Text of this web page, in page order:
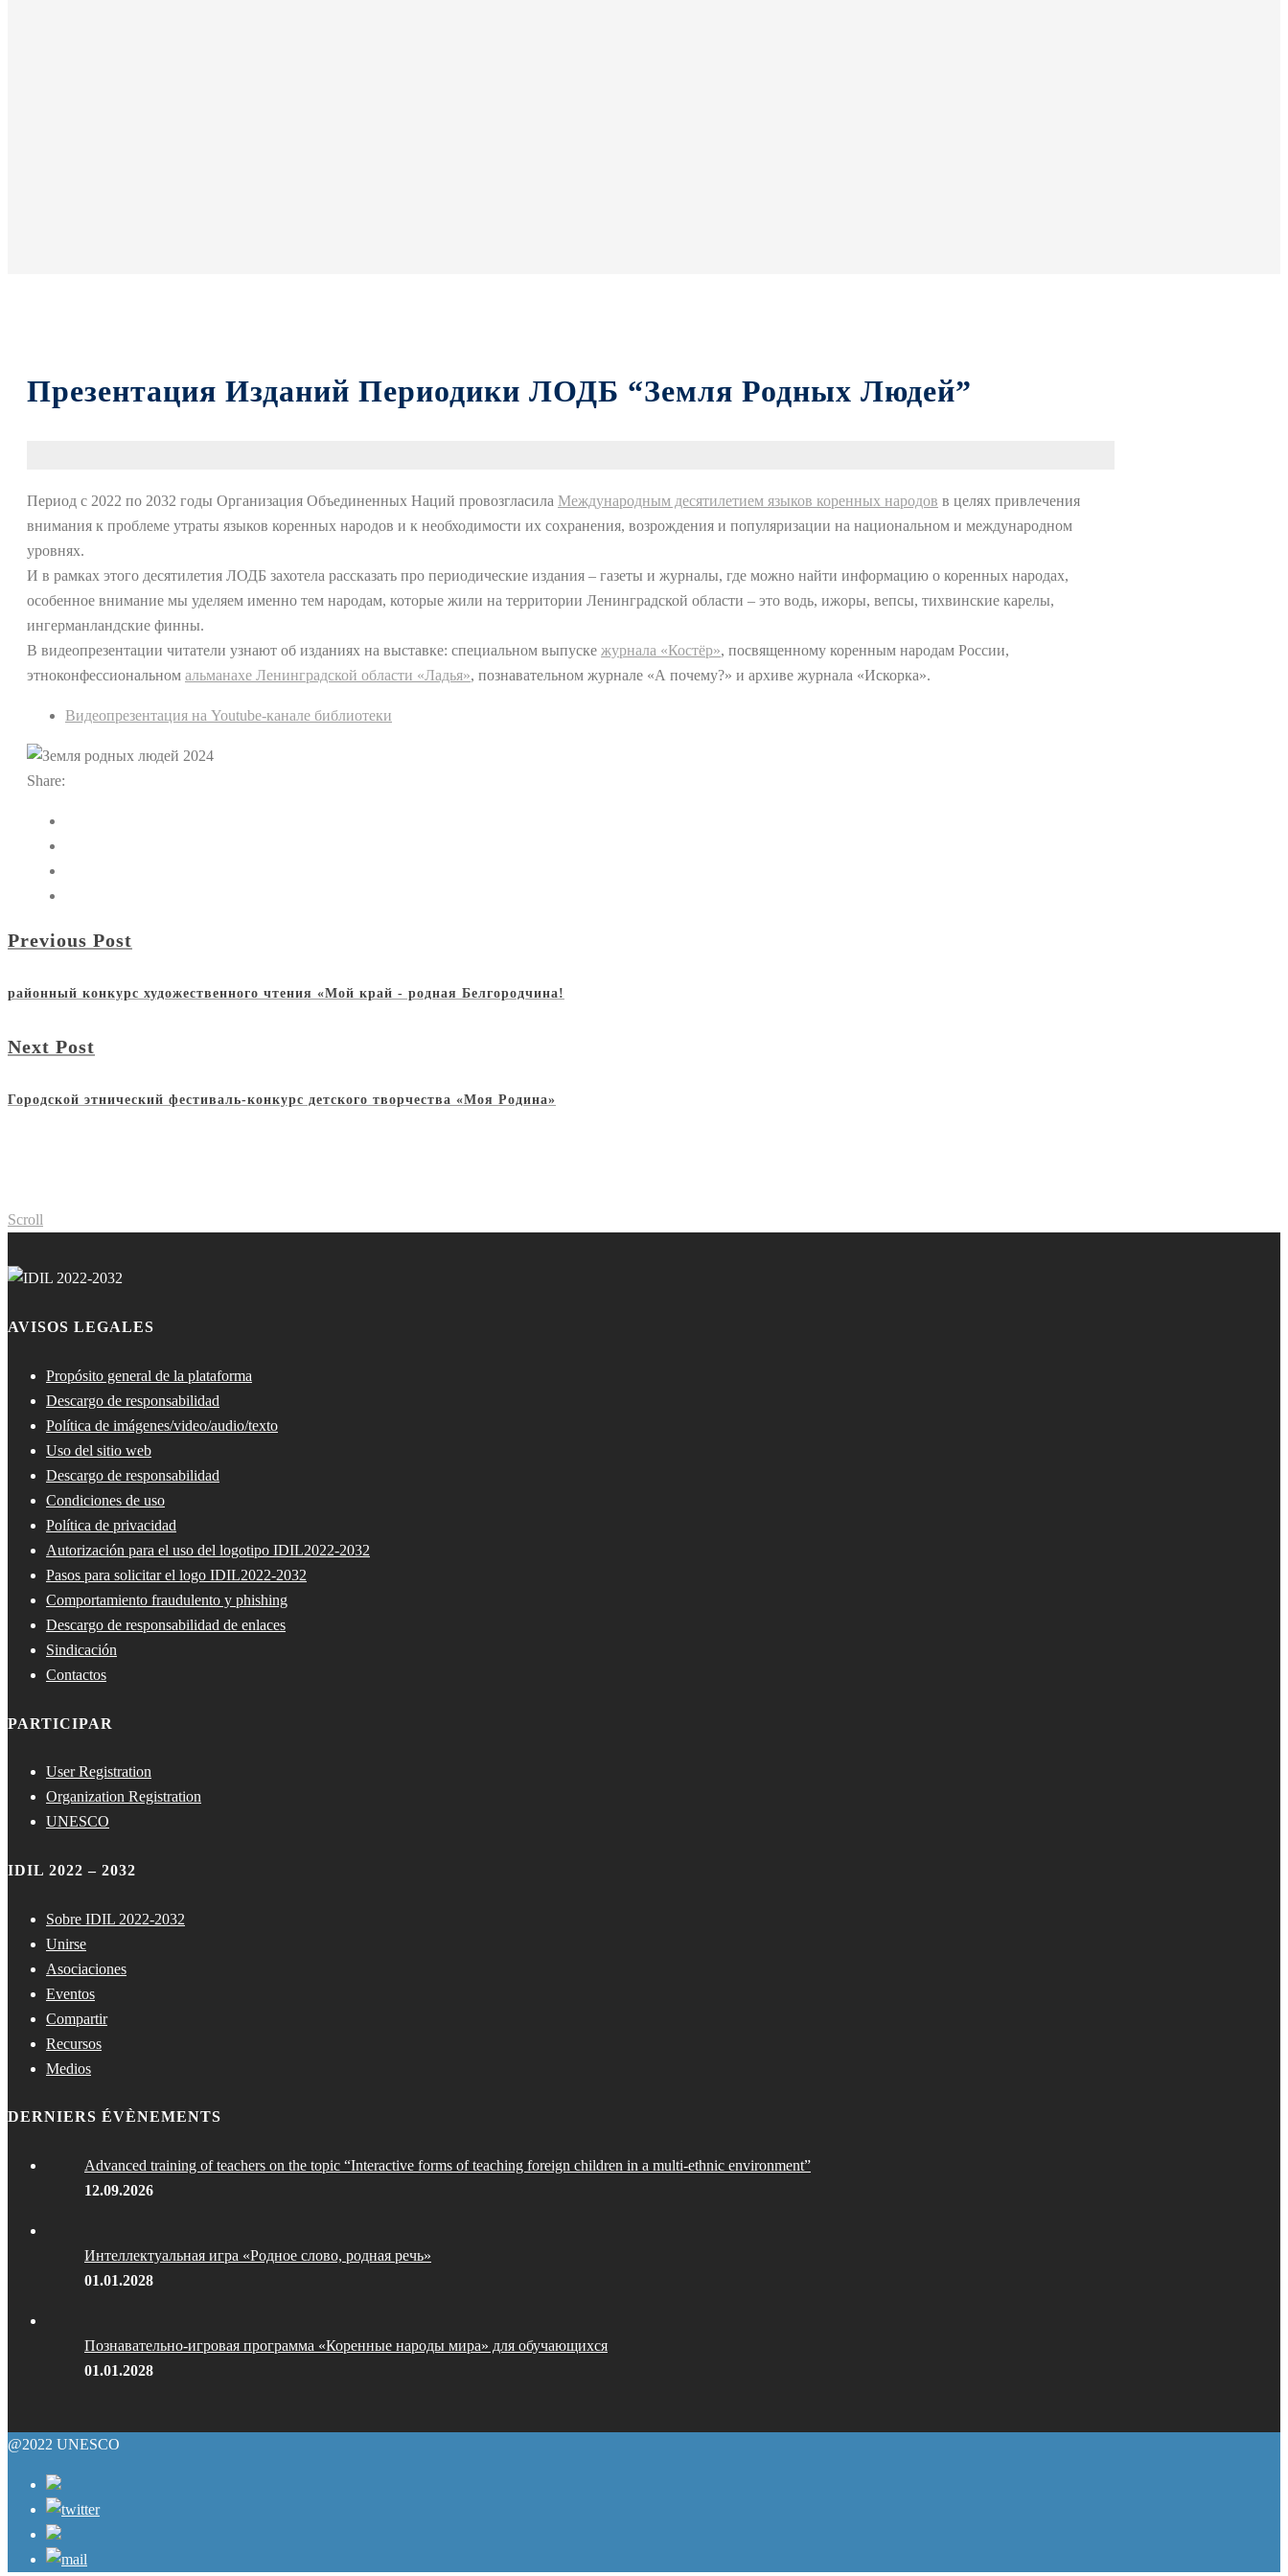
Презентация Изданий Периодики ЛОДБ “Земля Родных Людей”
Период с 2022 по 2032 годы Организация Объединенных Наций провозгласила Международным десятилетием языков коренных народов в целях привлечения
внимания к проблеме утраты языков коренных народов и к необходимости их сохранения, возрождения и популяризации на национальном и международном
уровнях.
И в рамках этого десятилетия ЛОДБ захотела рассказать про периодические издания – газеты и журналы, где можно найти информацию о коренных народах,
особенное внимание мы уделяем именно тем народам, которые жили на территории Ленинградской области – это водь, ижоры, вепсы, тихвинские карелы,
ингерманландские финны.
В видеопрезентации читатели узнают об изданиях на выставке: специальном выпуске журнала «Костёр», посвященному коренным народам России,
этноконфессиональном альманахе Ленинградской области «Ладья», познавательном журнале «А почему?» и архиве журнала «Искорка».
Видеопрезентация на Youtube-канале библиотеки
Share:
Previous Post
районный конкурс художественного чтения «Мой край - родная Белгородчина!
Next Post
Городской этнический фестиваль-конкурс детского творчества «Моя Родина»
Scroll
AVISOS LEGALES
Propósito general de la plataforma
Descargo de responsabilidad
Política de imágenes/video/audio/texto
Uso del sitio web
Descargo de responsabilidad
Condiciones de uso
Política de privacidad
Autorización para el uso del logotipo IDIL2022-2032
Pasos para solicitar el logo IDIL2022-2032
Comportamiento fraudulento y phishing
Descargo de responsabilidad de enlaces
Sindicación
Contactos
PARTICIPAR
User Registration
Organization Registration
UNESCO
IDIL 2022 – 2032
Sobre IDIL 2022-2032
Unirse
Asociaciones
Eventos
Compartir
Recursos
Medios
DERNIERS ÉVÈNEMENTS
Advanced training of teachers on the topic “Interactive forms of teaching foreign children in a multi-ethnic environment”
12.09.2026
Интеллектуальная игра «Родное слово, родная речь»
01.01.2028
Познавательно-игровая программа «Коренные народы мира» для обучающихся
01.01.2028
@2022 UNESCO